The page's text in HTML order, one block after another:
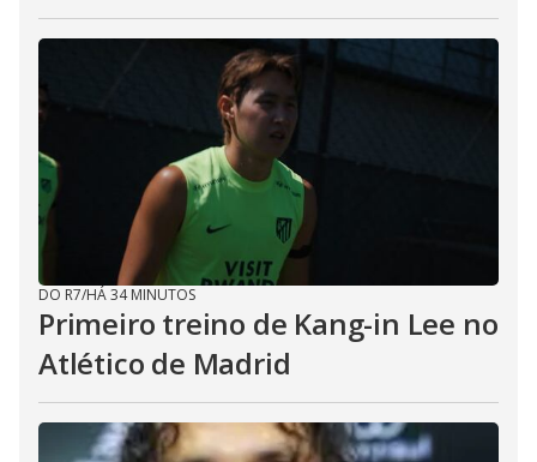
DO R7/HÁ 34 MINUTOS
Primeiro treino de Kang-in Lee no
Atlético de Madrid